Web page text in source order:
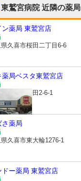
東鷲宮病院近隣の薬局
ン薬局 東鷲宮店
久喜市桜田二丁目6-6
薬局ベスタ東鷲宮店
久喜市
桜田2-6-1
さ薬局
久喜市東大輪1276-1
ドー薬局 東鷲宮店